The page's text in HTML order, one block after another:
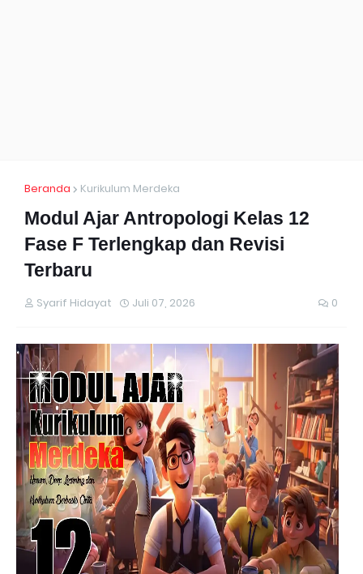
Beranda Kurikulum Merdeka
Modul Ajar Antropologi Kelas 12
Fase F Terlengkap dan Revisi
Terbaru
Syarif Hidayat Juli 07, 2026 0